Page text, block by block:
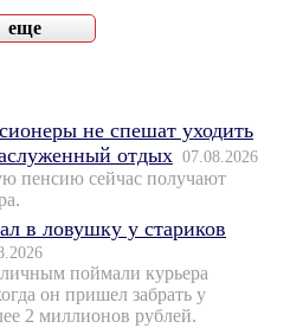
еще
не спешат уходить
отдых 07.08.2026
пенсию сейчас получают
в ловушку у стариков
поймали курьера
он пришел забрать у
2 миллионов рублей.